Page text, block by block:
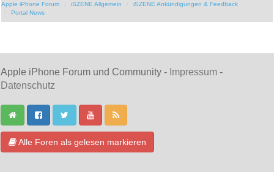
Apple iPhone Forum iSZENE Allgemein
iSZENE Ankündigungen & Feedback
Portal News
Apple iPhone Forum und Community - Impressum -
Datenschutz
Alle Foren als gelesen markieren